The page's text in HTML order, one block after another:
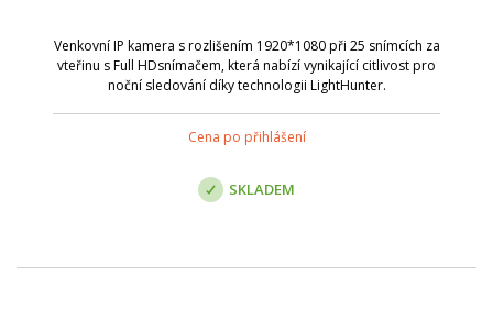
Venkovní IP kamera s rozlišením 1920*1080 při 25 snímcích za
vteřinu s Full HDsnímačem, která nabízí vynikající citlivost pro
noční sledování díky technologii LightHunter.
Cena po přihlášení
SKLADEM